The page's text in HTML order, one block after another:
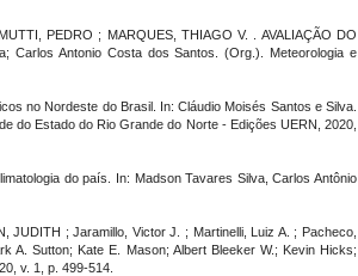
PEDRO ; MARQUES, THIAGO V. . AVALIAÇÃO DO
Carlos Antonio Costa dos Santos. (Org.). Meteorologia e
no Nordeste do Brasil. In: Cláudio Moisés Santos e Silva.
do Estado do Rio Grande do Norte - Edições UERN, 2020,
do país. In: Madson Tavares Silva, Carlos Antônio
JUDITH ; Jaramillo, Victor J. ; Martinelli, Luiz A. ; Pacheco,
A. Sutton; Kate E. Mason; Albert Bleeker W.; Kevin Hicks;
v. 1, p. 499-514.